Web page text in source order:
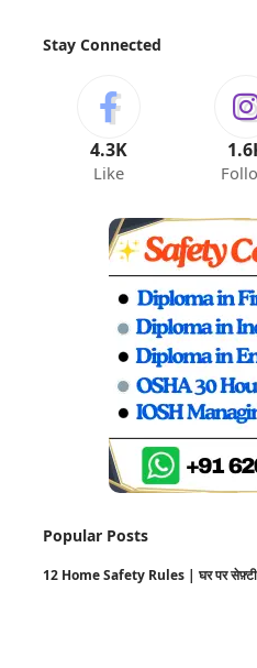
Stay Connected
4.3K
Like
Popular Posts
12 Home Safety Rules | घर पर